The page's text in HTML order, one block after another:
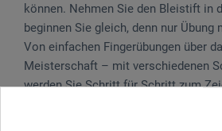
können. Nehmen Sie den Bleistift in
beginnen Sie gleich, denn nur Übung
Von einfachen Fingerübungen über
Meisterschaft – mit verschiedenen
werden Sie Schritt für Schritt zum